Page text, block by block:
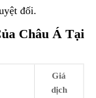
đối.
Châu Á Tại
Giá
dịch